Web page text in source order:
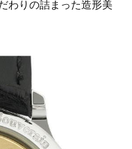
わりの詰まった造形美